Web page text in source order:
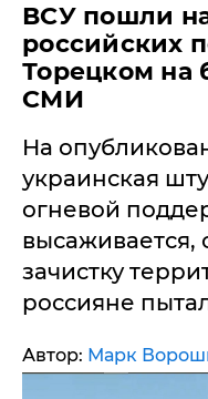
ВСУ пошли
российских
Торецком на
СМИ
На
украинская
огневой
зачистку
россияне
Автор: Марк